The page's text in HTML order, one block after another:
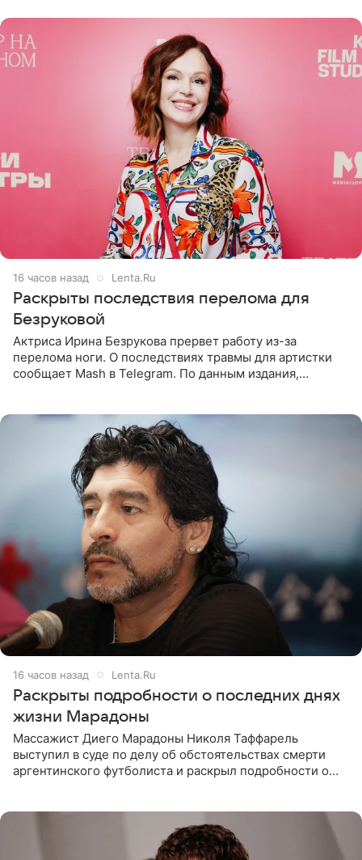
16 часов назад Lenta.Ru
Раскрыты последствия перелома для
Безруковой
Актриса Ирина Безрукова прервет работу из-за
перелома ноги. О последствиях травмы для артистки
сообщает Mash в Telegram. По данным издания,
16 часов назад Lenta.Ru
Раскрыты подробности о последних днях
жизни Марадоны
Массажист Диего Марадоны Николя Таффарель
выступил в суде по делу об обстоятельствах смерти
аргентинского футболиста и раскрыл подробности о